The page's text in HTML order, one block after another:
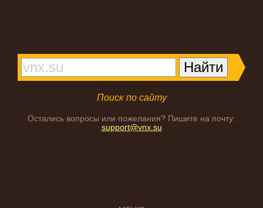
Поиск по сайту
Остались вопросы или пожелания? Пишите на почту:
support@vnx.su